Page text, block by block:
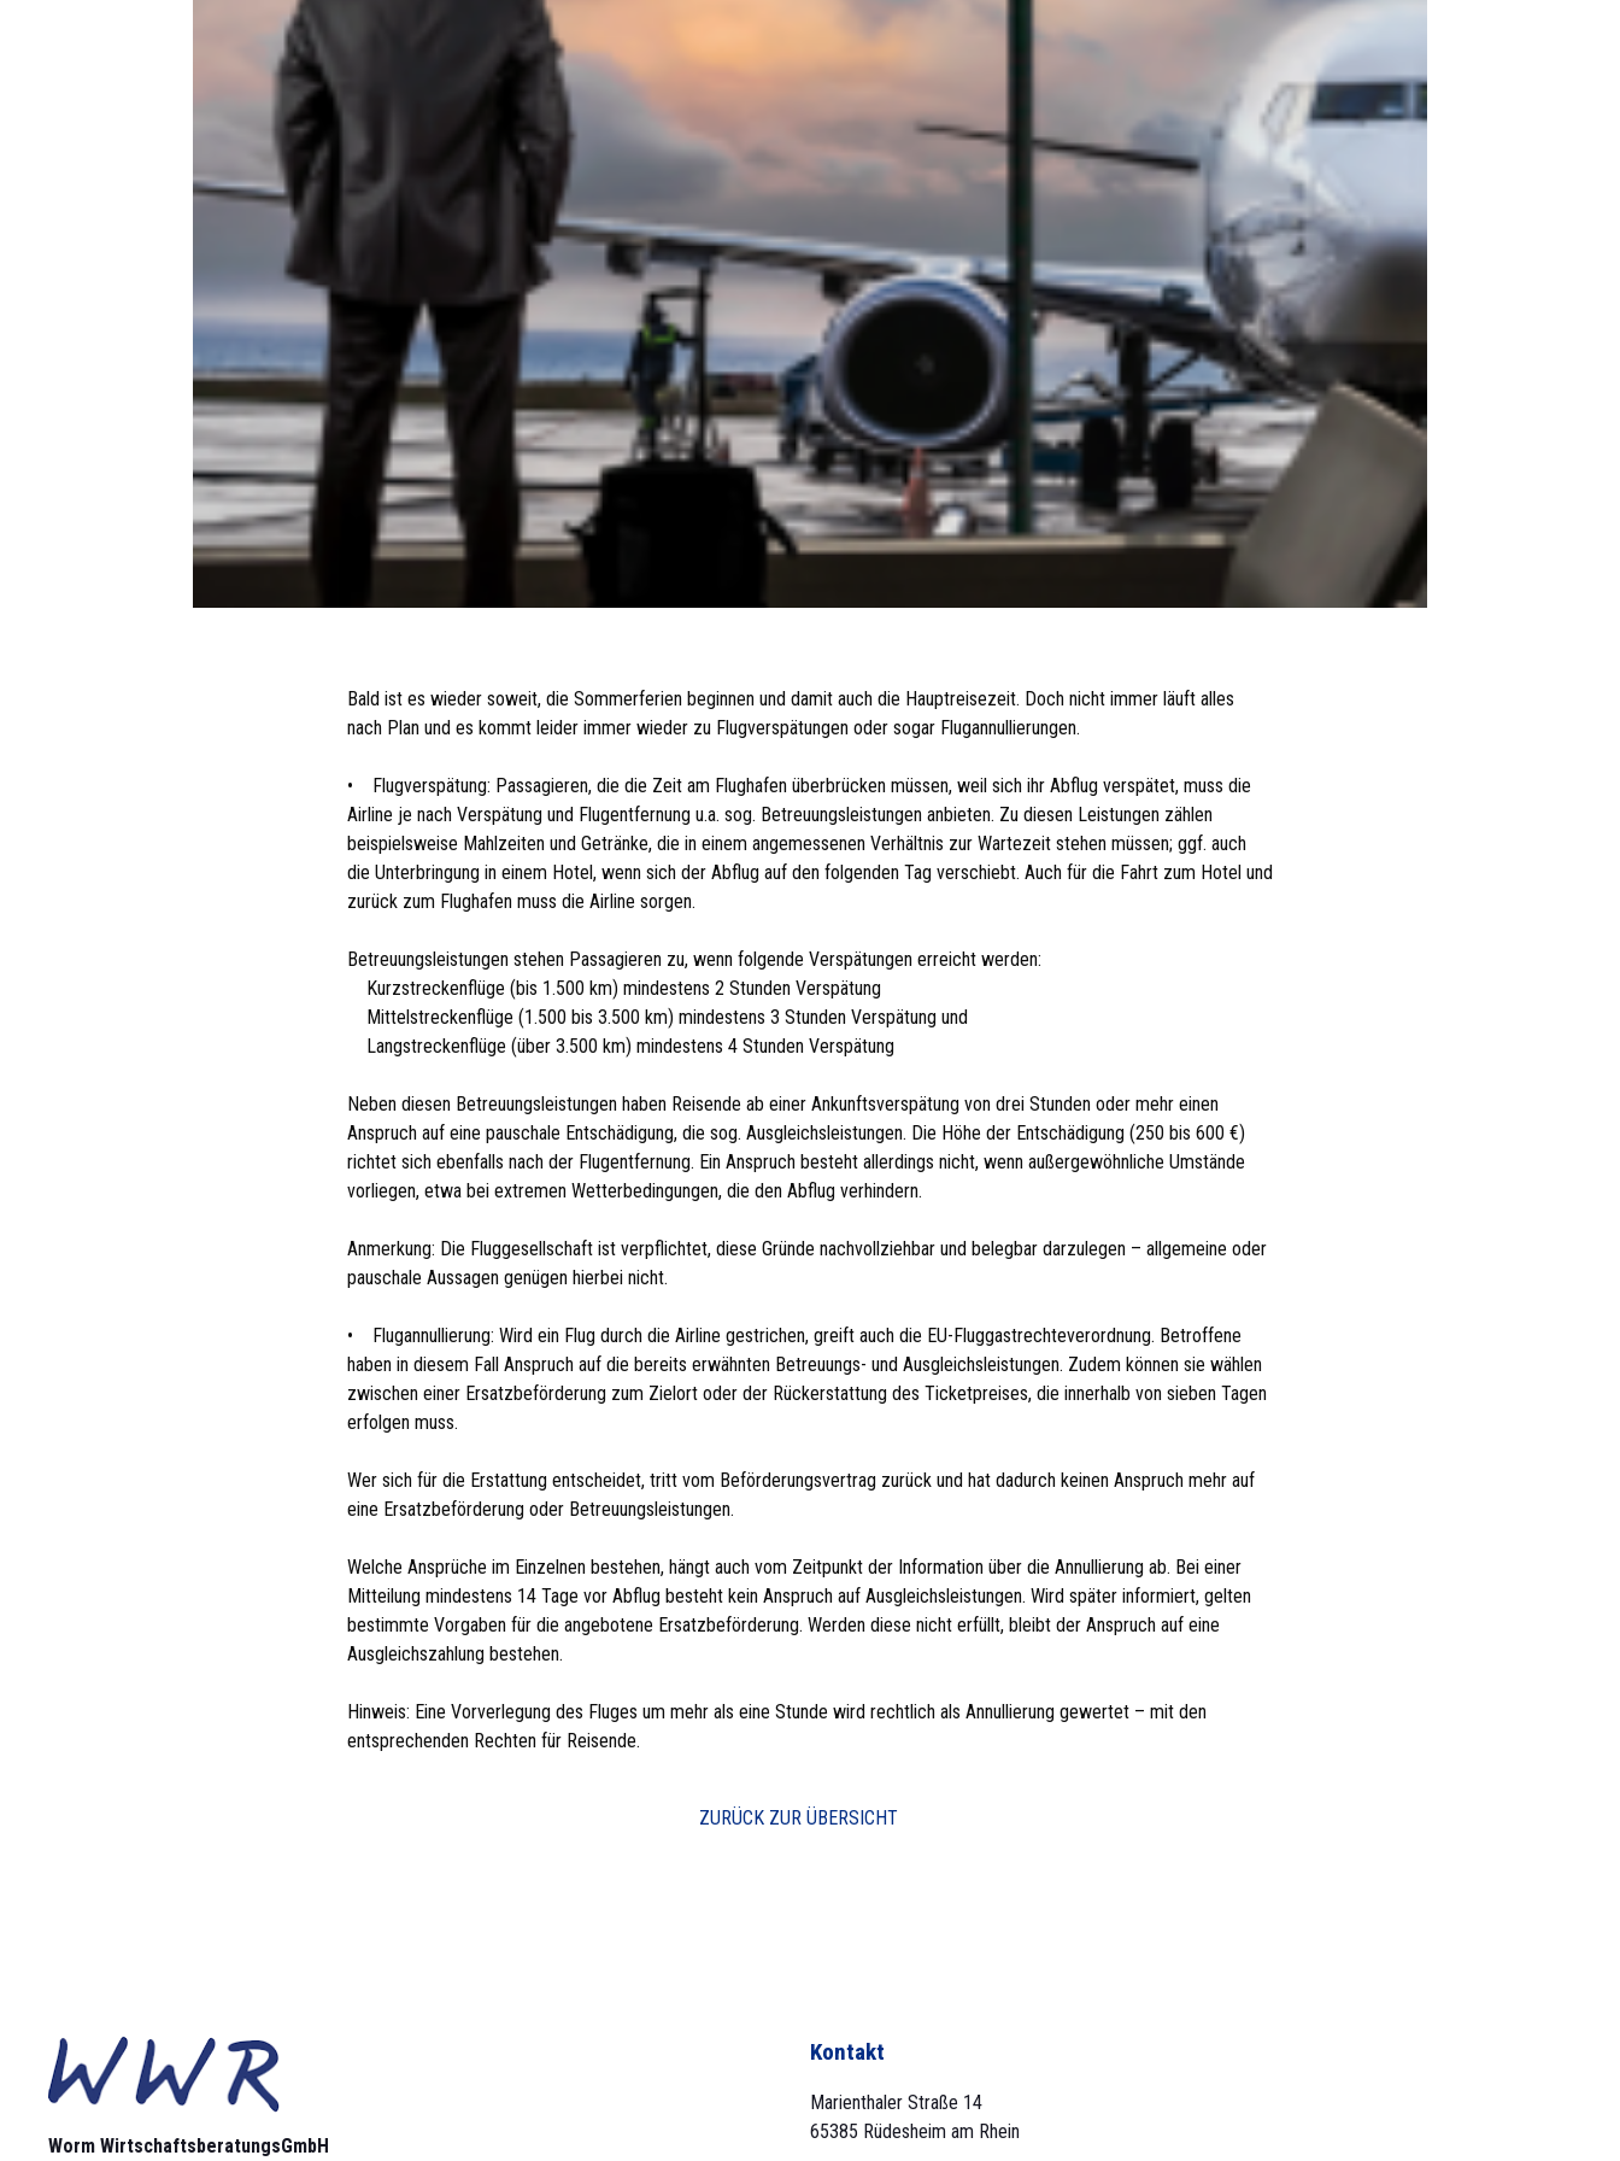
Bald ist es wieder soweit, die Sommerferien beginnen und damit auch die Hauptreisezeit. Doch nicht immer läuft alles
nach Plan und es kommt leider immer wieder zu Flugverspätungen oder sogar Flugannullierungen.
• Flugverspätung: Passagieren, die die Zeit am Flughafen überbrücken müssen, weil sich ihr Abflug verspätet, muss die
Airline je nach Verspätung und Flugentfernung u.a. sog. Betreuungsleistungen anbieten. Zu diesen Leistungen zählen
beispielsweise Mahlzeiten und Getränke, die in einem angemessenen Verhältnis zur Wartezeit stehen müssen; ggf. auch
die Unterbringung in einem Hotel, wenn sich der Abflug auf den folgenden Tag verschiebt. Auch für die Fahrt zum Hotel und
zurück zum Flughafen muss die Airline sorgen.
Betreuungsleistungen stehen Passagieren zu, wenn folgende Verspätungen erreicht werden:
­ Kurzstreckenflüge (bis 1.500 km) mindestens 2 Stunden Verspätung
­ Mittelstreckenflüge (1.500 bis 3.500 km) mindestens 3 Stunden Verspätung und
­ Langstreckenflüge (über 3.500 km) mindestens 4 Stunden Verspätung
Neben diesen Betreuungsleistungen haben Reisende ab einer Ankunftsverspätung von drei Stunden oder mehr einen
Anspruch auf eine pauschale Entschädigung, die sog. Ausgleichsleistungen. Die Höhe der Entschädigung (250 bis 600 €)
richtet sich ebenfalls nach der Flugentfernung. Ein Anspruch besteht allerdings nicht, wenn außergewöhnliche Umstände
vorliegen, etwa bei extremen Wetterbedingungen, die den Abflug verhindern.
Anmerkung: Die Fluggesellschaft ist verpflichtet, diese Gründe nachvollziehbar und belegbar darzulegen – allgemeine oder
pauschale Aussagen genügen hierbei nicht.
• Flugannullierung: Wird ein Flug durch die Airline gestrichen, greift auch die EU-Fluggastrechteverordnung. Betroffene
haben in diesem Fall Anspruch auf die bereits erwähnten Betreuungs- und Ausgleichsleistungen. Zudem können sie wählen
zwischen einer Ersatzbeförderung zum Zielort oder der Rückerstattung des Ticketpreises, die innerhalb von sieben Tagen
erfolgen muss.
Wer sich für die Erstattung entscheidet, tritt vom Beförderungsvertrag zurück und hat dadurch keinen Anspruch mehr auf
eine Ersatzbeförderung oder Betreuungsleistungen.
Welche Ansprüche im Einzelnen bestehen, hängt auch vom Zeitpunkt der Information über die Annullierung ab. Bei einer
Mitteilung mindestens 14 Tage vor Abflug besteht kein Anspruch auf Ausgleichsleistungen. Wird später informiert, gelten
bestimmte Vorgaben für die angebotene Ersatzbeförderung. Werden diese nicht erfüllt, bleibt der Anspruch auf eine
Ausgleichszahlung bestehen.
Hinweis: Eine Vorverlegung des Fluges um mehr als eine Stunde wird rechtlich als Annullierung gewertet – mit den
entsprechenden Rechten für Reisende.
ZURÜCK ZUR ÜBERSICHT
Worm Wirtschaftsberatungs­GmbH
Kontakt
Marienthaler Straße 14
65385 Rüdesheim am Rhein